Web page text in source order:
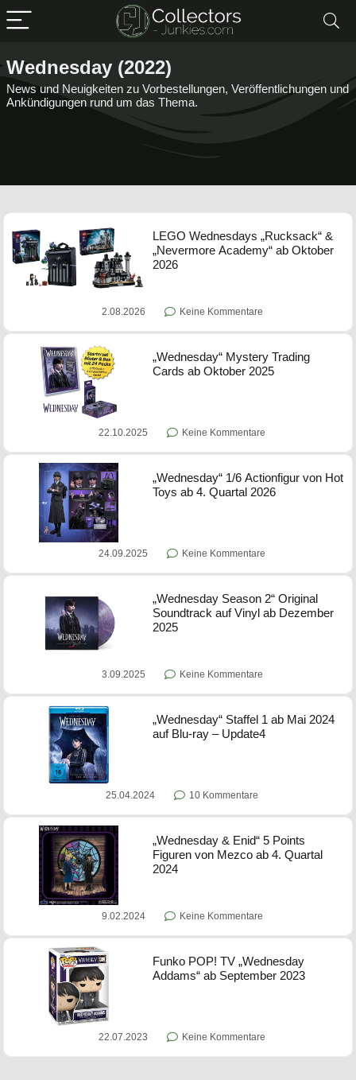
Wednesday (2022)
News und Neuigkeiten zu Vorbestellungen, Veröffentlichungen und
Ankündigungen rund um das Thema.
LEGO Wednesdays „Rucksack“ &
„Nevermore Academy“ ab Oktober
2026
2.08.2026 Keine Kommentare
„Wednesday“ Mystery Trading
Cards ab Oktober 2025
22.10.2025 Keine Kommentare
„Wednesday“ 1/6 Actionfigur von Hot
Toys ab 4. Quartal 2026
24.09.2025 Keine Kommentare
„Wednesday Season 2“ Original
Soundtrack auf Vinyl ab Dezember
2025
3.09.2025 Keine Kommentare
„Wednesday“ Staffel 1 ab Mai 2024
auf Blu-ray – Update4
25.04.2024 10 Kommentare
„Wednesday & Enid“ 5 Points
Figuren von Mezco ab 4. Quartal
2024
9.02.2024 Keine Kommentare
Funko POP! TV „Wednesday
Addams“ ab September 2023
22.07.2023 Keine Kommentare